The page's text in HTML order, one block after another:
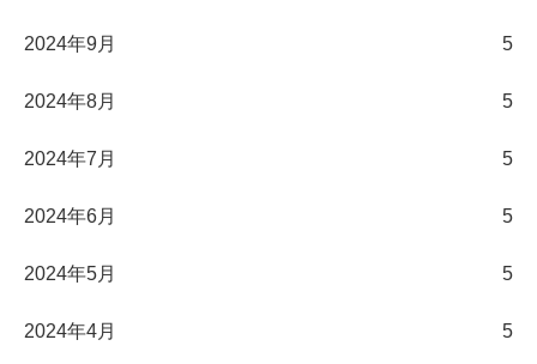
2024年9月 5
2024年8月 5
2024年7月 5
2024年6月 5
2024年5月 5
2024年4月 5